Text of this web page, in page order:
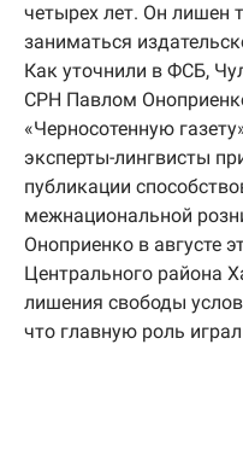
четырех лет. Он лишен
заниматься
Как уточнили в ФСБ,
СРН Павлом
«Черносотенную
эксперты-лингвисты
публикации
межнациональной
Оноприенко в августе
Центрального района
лишения свободы
что главную роль